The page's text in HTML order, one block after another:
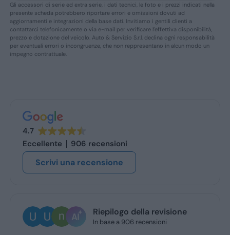
Gli accessori di serie ed extra serie, i dati tecnici, le foto e i prezzi indicati nella
presente scheda potrebbero riportare errori e omissioni dovuti ad
aggiornamenti e integrazioni della base dati. Invitiamo i gentili clienti a
contattarci telefonicamente o via e-mail per verificare l’effettiva disponibilità,
prezzo e dotazione del veicolo. Auto & Servizio S.r.l. declina ogni responsabilità
per eventuali errori o incongruenze, che non reppresentano in alcun modo un
impegno contrattuale.
4.7
Eccellente
906 recensioni
Scrivi una recensione
Riepilogo della revisione
In base a 906 recensioni